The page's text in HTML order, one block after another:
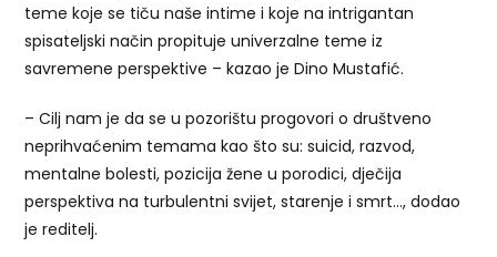
teme koje se tiču naše intime i koje na intrigantan
spisateljski način propituje univerzalne teme iz
savremene perspektive – kazao je Dino Mustafić.
– Cilj nam je da se u pozorištu progovori o društveno
neprihvaćenim temama kao što su: suicid, razvod,
mentalne bolesti, pozicija žene u porodici, dječija
perspektiva na turbulentni svijet, starenje i smrt…, dodao
je reditelj.